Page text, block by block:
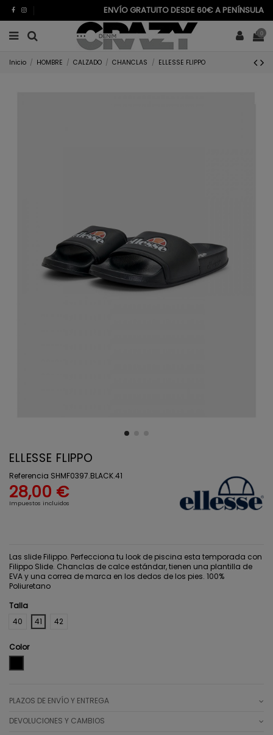
ENVÍO GRATUITO DESDE 60€ A PENÍNSULA
0
Inicio HOMBRE CALZADO CHANCLAS ELLESSE FLIPPO
ELLESSE FLIPPO
Referencia SHMF0397.BLACK.41
28,00 €
Impuestos incluidos
Las slide Filippo. Perfecciona tu look de piscina esta temporada con
Filippo Slide. Chanclas de calce estándar, tienen una plantilla de
EVA y una correa de marca en los dedos de los pies. 100%
Poliuretano
Talla
40
41 42
Color
PLAZOS DE ENVÍO Y ENTREGA
DEVOLUCIONES Y CAMBIOS